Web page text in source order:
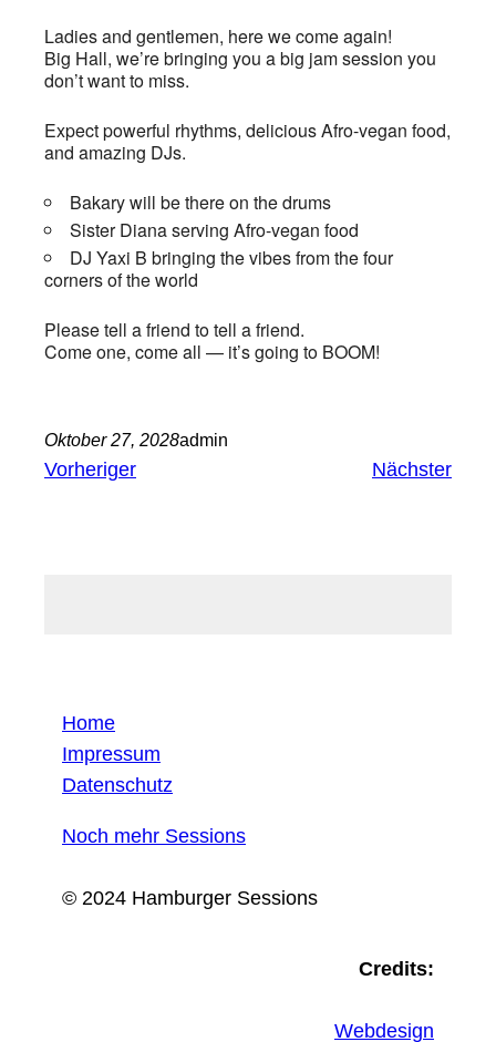
Ladies and gentlemen, here we come again!
Big Hall, we’re bringing you a big jam session you
don’t want to miss.
Expect powerful rhythms, delicious Afro-vegan food,
and amazing DJs.
Bakary will be there on the drums
Sister Diana serving Afro-vegan food
DJ Yaxi B bringing the vibes from the four
corners of the world
Please tell a friend to tell a friend.
Come one, come all — it’s going to BOOM!
Oktober 27, 2028admin
Vorheriger Nächster
Home
Impressum
Datenschutz
Noch mehr Sessions
© 2024 Hamburger Sessions
Credits:
Webdesign